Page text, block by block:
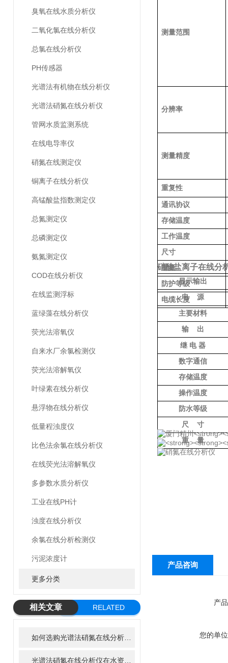
臭氧在线水质分析仪
二氧化氯在线分析仪
总氯在线分析仪
PH传感器
光谱法有机物在线分析仪
光谱法硝氮在线分析仪
管网水质监测系统
在线电导率仪
硝氮在线测定仪
铜离子在线分析仪
高锰酸盐指数测定仪
总氮测定仪
总磷测定仪
氨氮测定仪
COD在线分析仪
在线监测浮标
蓝绿藻在线分析仪
荧光法溶氧仪
自来水厂余氯检测仪
荧光法溶解氧仪
叶绿素在线分析仪
悬浮物在线分析仪
低量程浊度仪
比色法余氯在线分析仪
在线荧光法溶解氧仪
多参数水质分析仪
工业在线PH计
浊度在线分析仪
余氯在线分析检测仪
污泥浓度计
更多分类
相关文章
RELATED
测量范围
分辨率
测量精度
重复性
通讯协议
存储温度
工作温度
尺寸
重量
防护等级
电缆长度
硝酸盐离子在线分
显示输出
电 源
主要材料
输 出
继 电 器
数字通信
存储温度
操作温度
防水等级
尺 寸
重 量
产品咨询
产
您的单